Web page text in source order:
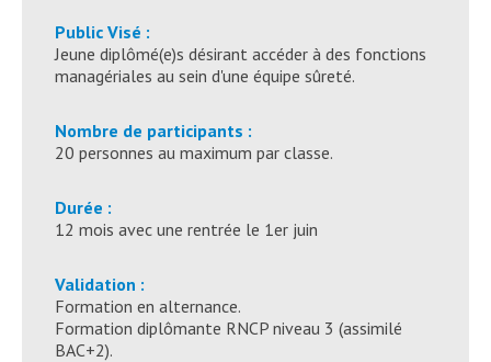
Public Visé :
Jeune diplômé(e)s désirant accéder à des fonctions
managériales au sein d'une équipe sûreté.
Nombre de participants :
20 personnes au maximum par classe.
Durée :
12 mois avec une rentrée le 1er juin
Validation :
Formation en alternance.
Formation diplômante RNCP niveau 3 (assimilé
BAC+2).